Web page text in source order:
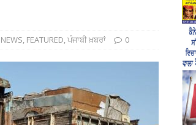
, FEATURED,ਪੰਜਾਬੀ ਖ਼ਬਰਾਂ 0